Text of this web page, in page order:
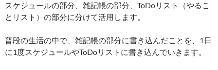
スケジュールの部分、雑記帳の部分、ToDoリスト（やるこ
とリスト）の部分に分けて活用します。
普段の生活の中で、雑記帳の部分に書き込んだことを、1日
に1度スケジュールやToDoリストに書き込んでいきます。